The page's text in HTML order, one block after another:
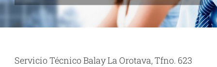
Servicio Técnico Balay La Orotava, Tfno. 623